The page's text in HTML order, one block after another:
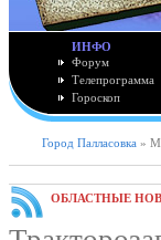
ИНФО
Форум
Телепрограмма
Гороскоп
Город Палласовка »
ОБЛАСТНЫЕ